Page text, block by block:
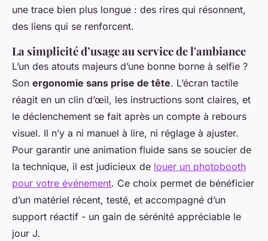
une trace bien plus longue : des rires qui résonnent,
des liens qui se renforcent.
La simplicité d’usage au service de l'ambiance
L’un des atouts majeurs d’une bonne borne à selfie ?
Son ergonomie sans prise de tête. L’écran tactile
réagit en un clin d’œil, les instructions sont claires, et
le déclenchement se fait après un compte à rebours
visuel. Il n’y a ni manuel à lire, ni réglage à ajuster.
Pour garantir une animation fluide sans se soucier de
la technique, il est judicieux de louer un photobooth
pour votre événement. Ce choix permet de bénéficier
d’un matériel récent, testé, et accompagné d’un
support réactif - un gain de sérénité appréciable le
jour J.